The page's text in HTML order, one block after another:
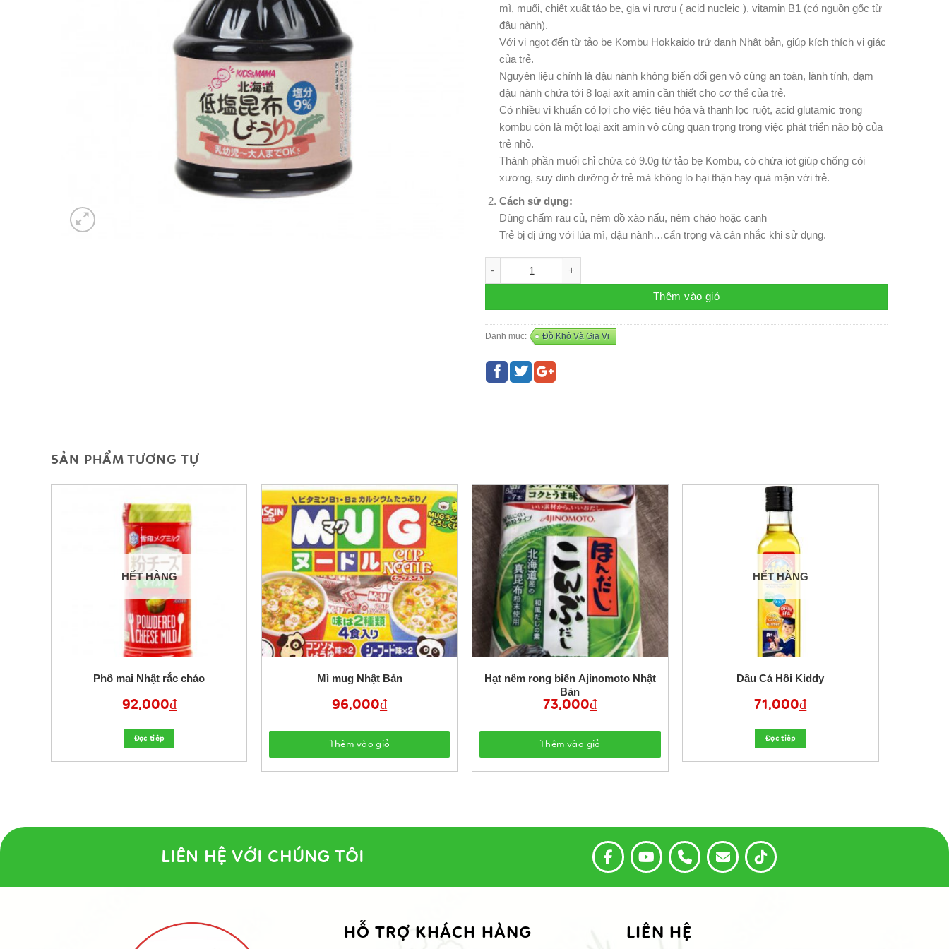
mì, muối, chiết xuất tảo bẹ, gia vị rượu ( acid nucleic ), vitamin B1 (có nguồn gốc từ
đậu nành).
Với vị ngọt đến từ tảo bẹ Kombu Hokkaido trứ danh Nhật bản, giúp kích thích vị giác
của trẻ.
Nguyên liệu chính là đậu nành không biến đổi gen vô cùng an toàn, lành tính, đạm
đậu nành chứa tới 8 loại axit amin cần thiết cho cơ thể của trẻ.
Có nhiều vi khuẩn có lợi cho việc tiêu hóa và thanh lọc ruột, acid glutamic trong
kombu còn là một loại axit amin vô cùng quan trọng trong việc phát triển não bộ của
trẻ nhỏ.
Thành phần muối chỉ chứa có 9.0g từ tảo bẹ Kombu, có chứa iot giúp chống còi
xương, suy dinh dưỡng ở trẻ mà không lo hại thận hay quá mặn với trẻ.
Cách sử dụng:
Dùng chấm rau củ, nêm đồ xào nấu, nêm cháo hoặc canh
Trẻ bị dị ứng với lúa mì, đậu nành…cẩn trọng và cân nhắc khi sử dụng.
Thêm vào giỏ
Danh mục: Đồ Khô Và Gia Vị
SẢN PHẨM TƯƠNG TỰ
HẾT HÀNG
Phô mai Nhật rắc cháo
92,000₫
Đọc tiêp
Mì mug Nhật Bản
96,000₫
Thêm vào giỏ
Hạt nêm rong biển Ajinomoto Nhật
Bản
73,000₫
Thêm vào giỏ
HẾT HÀNG
Dầu Cá Hồi Kiddy
71,000₫
Đọc tiêp
LIÊN HỆ VỚI CHÚNG TÔI
HỖ TRỢ KHÁCH HÀNG LIÊN HỆ